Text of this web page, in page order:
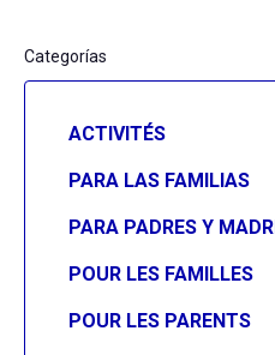
Categorías
ACTIVITÉS
PARA LAS FAMILIAS
PARA PADRES Y
POUR LES FAMILLES
POUR LES PARENTS